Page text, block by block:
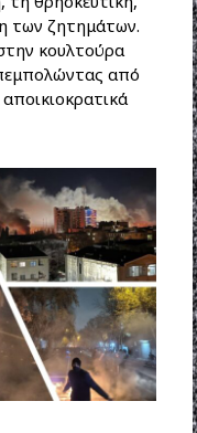
των ζητημάτων.
κουλτούρα
από